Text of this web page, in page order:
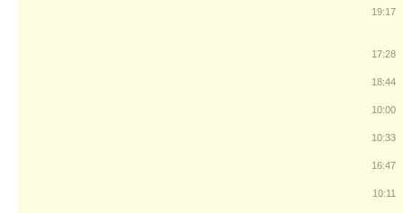
19:17
17:28
18:44
10:00
10:33
16:47
10:11